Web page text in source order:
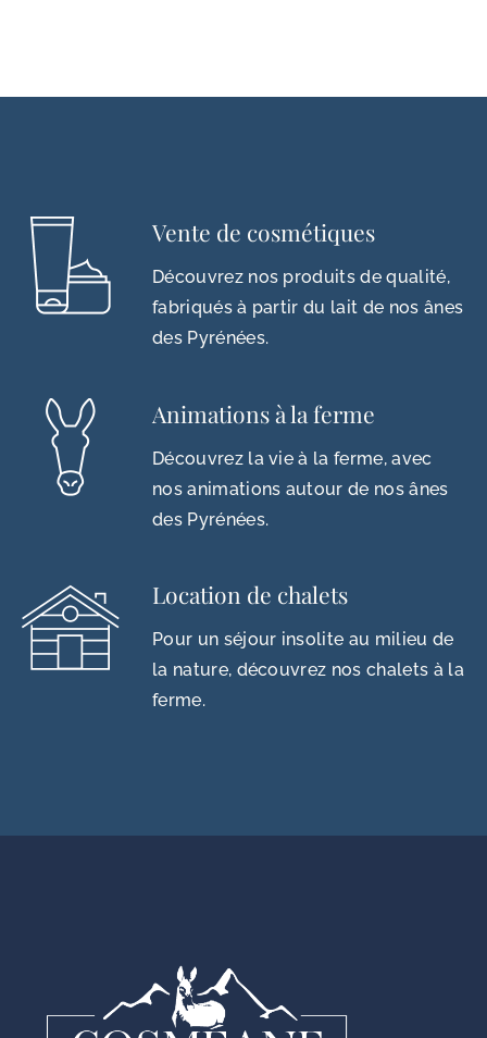
Vente de cosmétiques
Découvrez nos produits de qualité,
fabriqués à partir du lait de nos ânes
des Pyrénées.
Animations à la ferme
Découvrez la vie à la ferme, avec
nos animations autour de nos ânes
des Pyrénées.
Location de chalets
Pour un séjour insolite au milieu de
la nature, découvrez nos chalets à la
ferme.